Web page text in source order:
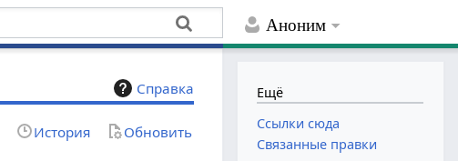
Аноним
Справка
История Обновить
Ещё
Ссылки сюда
Связанные правки